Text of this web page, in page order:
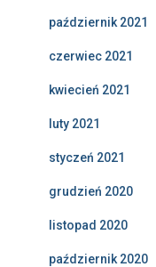
październik 2021
czerwiec 2021
kwiecień 2021
luty 2021
styczeń 2021
grudzień 2020
listopad 2020
październik 2020